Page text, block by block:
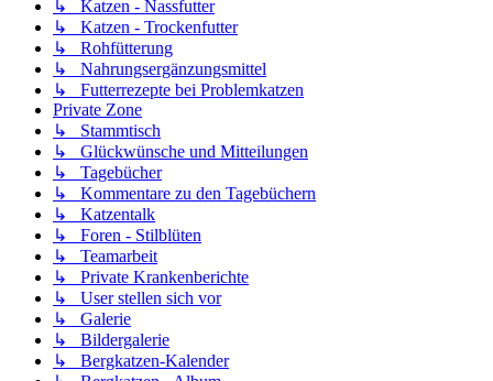
↳ Katzen - Nassfutter
↳ Katzen - Trockenfutter
↳ Rohfütterung
↳ Nahrungsergänzungsmittel
↳ Futterrezepte bei Problemkatzen
Private Zone
↳ Stammtisch
↳ Glückwünsche und Mitteilungen
↳ Tagebücher
↳ Kommentare zu den Tagebüchern
↳ Katzentalk
↳ Foren - Stilblüten
↳ Teamarbeit
↳ Private Krankenberichte
↳ User stellen sich vor
↳ Galerie
↳ Bildergalerie
↳ Bergkatzen-Kalender